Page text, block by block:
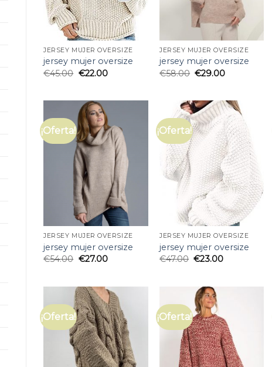
JERSEY MUJER OVERSIZE
jersey mujer oversize
€45.00 €22.00
JERSEY MUJER OVERSIZE
jersey mujer oversize
€58.00 €29.00
¡Oferta!
JERSEY MUJER OVERSIZE
jersey mujer oversize
€54.00 €27.00
¡Oferta!
JERSEY MUJER OVERSIZE
jersey mujer oversize
€47.00 €23.00
¡Oferta! ¡Oferta!